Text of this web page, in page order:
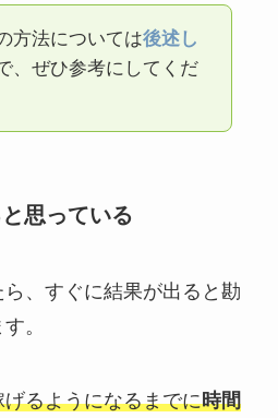
方法については後述し
、ぜひ参考にしてくだ
思っている
、すぐに結果が出ると勘
。
るようになるまでに時間